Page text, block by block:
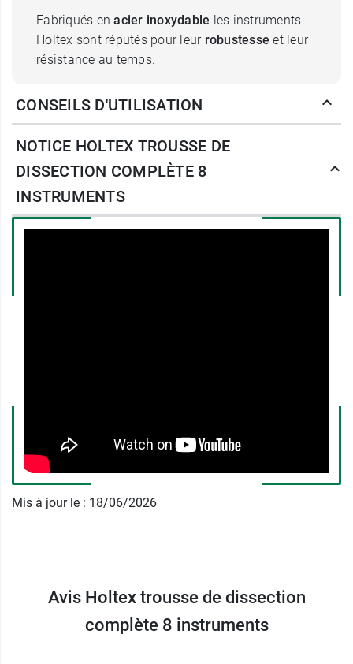
Fabriqués enacier inoxydable les instruments
Holtex sont réputés pour leur robustesse et leur
résistance au temps.
De quoi est composée la trousse
de dissection Holtex ?
(sanslame) Le manche de bistouris n° 4 va
avec les lames n° 20,21,22,23 et 24
Ciseaux dauphin droits longueur 14 cm
l'instrumentation médicale depuis plus de trente
ans. La qualité de fabrication de leurs produits
est reconnue et appréciée par les professionnels
CONSEILS D'UTILISATION
NOTICE HOLTEX TROUSSE DE
DISSECTION COMPLÈTE 8
INSTRUMENTS
Mis à jour le : 18/06/2026
Avis Holtex trousse de dissection
complète 8 instruments